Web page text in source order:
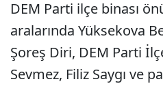
DEM Parti ilçe binası
aralarında Yüksekova
Şoreş Diri, DEM Parti
Sevmez, Filiz Saygı ve